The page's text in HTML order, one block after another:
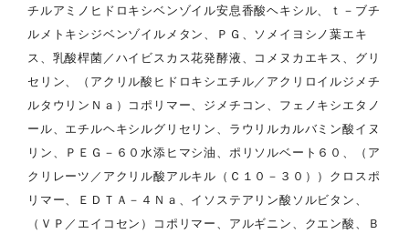
チルアミノヒドロキシベンゾイル安息香酸ヘキシル、ｔ－ブチ
ルメトキシジベンゾイルメタン、ＰＧ、ソメイヨシノ葉エキ
ス、乳酸桿菌／ハイビスカス花発酵液、コメヌカエキス、グリ
セリン、（アクリル酸ヒドロキシエチル／アクリロイルジメチ
ルタウリンＮａ）コポリマー、ジメチコン、フェノキシエタノ
ール、エチルヘキシルグリセリン、ラウリルカルバミン酸イヌ
リン、ＰＥＧ－６０水添ヒマシ油、ポリソルベート６０、（ア
クリレーツ／アクリル酸アルキル（Ｃ１０－３０））クロスポ
リマー、ＥＤＴＡ－４Ｎａ、イソステアリン酸ソルビタン、
（ＶＰ／エイコセン）コポリマー、アルギニン、クエン酸、Ｂ